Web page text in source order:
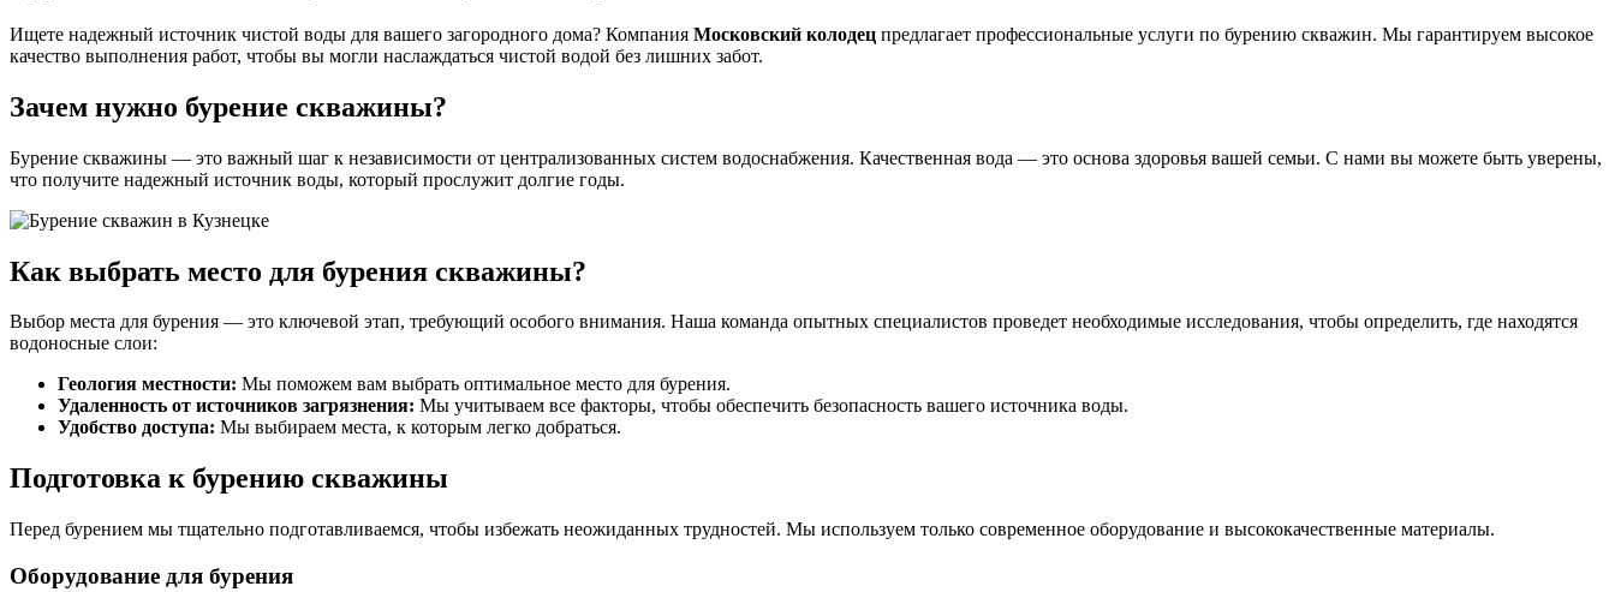
Ищете надежный источник чистой воды для вашего загородного дома? Компания Московский колодец предлагает профессиональные услуги по бурению скважин. Мы гарантируем высокое
качество выполнения работ, чтобы вы могли наслаждаться чистой водой без лишних забот.
Зачем нужно бурение скважины?
Бурение скважины — это важный шаг к независимости от централизованных систем водоснабжения. Качественная вода — это основа здоровья вашей семьи. С нами вы можете быть уверены,
что получите надежный источник воды, который прослужит долгие годы.
Как выбрать место для бурения скважины?
Выбор места для бурения — это ключевой этап, требующий особого внимания. Наша команда опытных специалистов проведет необходимые исследования, чтобы определить, где находятся
водоносные слои:
Геология местности: Мы поможем вам выбрать оптимальное место для бурения.
Удаленность от источников загрязнения: Мы учитываем все факторы, чтобы обеспечить безопасность вашего источника воды.
Удобство доступа: Мы выбираем места, к которым легко добраться.
Подготовка к бурению скважины
Перед бурением мы тщательно подготавливаемся, чтобы избежать неожиданных трудностей. Мы используем только современное оборудование и высококачественные материалы.
Оборудование для бурения